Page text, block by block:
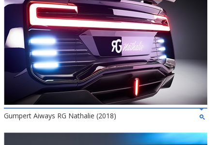
Gumpert Aiways RG Nathalie (2018)